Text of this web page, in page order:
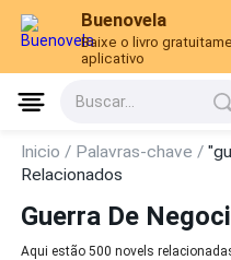
Buenovela
Baixe o livro
aplicativo
Buscar...
Inicio / Palavras-chave /
Relacionados
Guerra De
Aqui estão 500 novels